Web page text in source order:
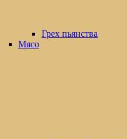
Грех пьянства
Мясо